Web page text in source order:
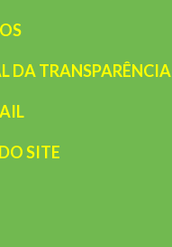
DA TRANSPARÊNCIA
SITE